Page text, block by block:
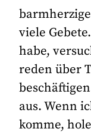
viele
habe,
reden über
aus. Wenn
komme,